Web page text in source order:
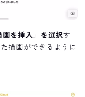
画を挿入」を選択す
描画ができるように